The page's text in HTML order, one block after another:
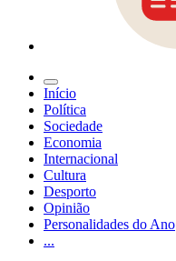
Início
Política
Sociedade
Economia
Internacional
Cultura
Desporto
Opinião
Personalidades do Ano
...